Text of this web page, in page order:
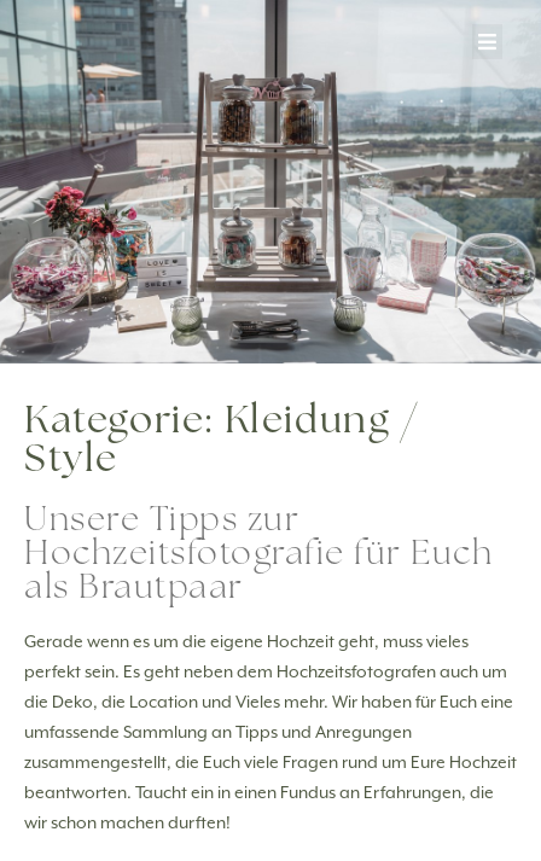
Zum
Inhalt
springen
Kategorie: Kleidung /
Style
Unsere Tipps zur
Hochzeitsfotografie für Euch
als Brautpaar
Gerade wenn es um die eigene Hochzeit geht, muss vieles
perfekt sein. Es geht neben dem Hochzeitsfotografen auch um
die Deko, die Location und Vieles mehr. Wir haben für Euch eine
umfassende Sammlung an Tipps und Anregungen
zusammengestellt, die Euch viele Fragen rund um Eure Hochzeit
beantworten. Taucht ein in einen Fundus an Erfahrungen, die
wir schon machen durften!